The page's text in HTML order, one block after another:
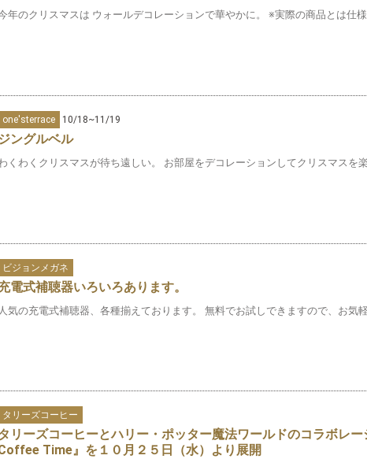
年のクリスマスは ウォールデコレーションで華やかに。 ※実際の商品とは仕
one'sterrace 10/18~11/19
ングルベル
くわくクリスマスが待ち遠しい。 お部屋をデコレーションしてクリスマスを楽
ビジョンメガネ
電式補聴器いろいろあります。
人気の充電式補聴器、各種揃えております。 無料でお試しできますので、お気
タリーズコーヒー
リーズコーヒーとハリー・ポッター魔法ワールドのコラボレ
Time』を１０月２５日（水）より展開